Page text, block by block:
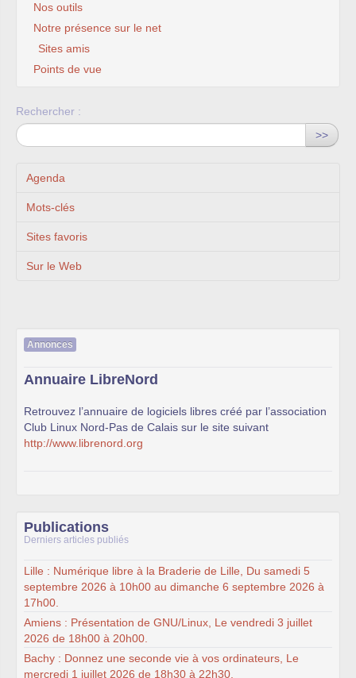
Nos outils
Notre présence sur le net
Sites amis
Points de vue
Rechercher :
>>
Agenda
Mots-clés
Sites favoris
Sur le Web
Annonces
Annuaire LibreNord
Retrouvez l’annuaire de logiciels libres créé par l’association
Club Linux Nord-Pas de Calais sur le site suivant
http://www.librenord.org
Publications
Derniers articles publiés
Lille : Numérique libre à la Braderie de Lille, Du samedi 5
septembre 2026 à 10h00 au dimanche 6 septembre 2026 à
17h00.
Amiens : Présentation de GNU/Linux, Le vendredi 3 juillet
2026 de 18h00 à 20h00.
Bachy : Donnez une seconde vie à vos ordinateurs, Le
mercredi 1 juillet 2026 de 18h30 à 22h30.